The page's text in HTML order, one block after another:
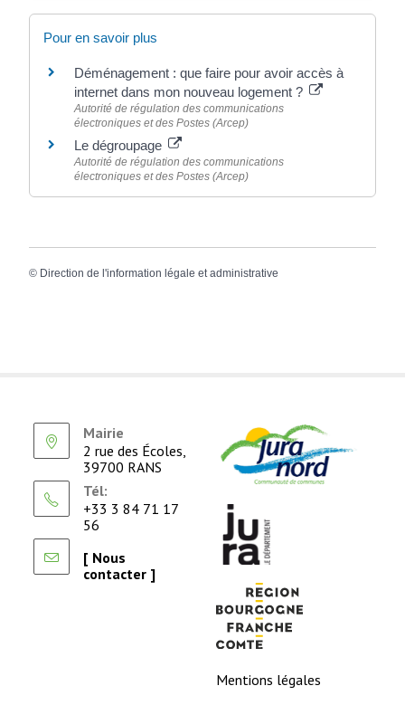
Pour en savoir plus
Déménagement : que faire pour avoir accès à
internet dans mon nouveau logement ?
Autorité de régulation des communications
électroniques et des Postes (Arcep)
Le dégroupage
Autorité de régulation des communications
électroniques et des Postes (Arcep)
© Direction de l'information légale et administrative
Mairie
2 rue des Écoles,
39700 RANS
Tél:
+33 3 84 71 17
56
[ Nous
contacter ]
Mentions légales